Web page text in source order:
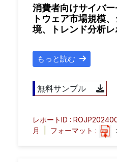
消費者向けサイバ
トウェア市場規模
境、トレンド分析レ
もっと読む
無料サンプル
レポートID :
月
フォーマット : :